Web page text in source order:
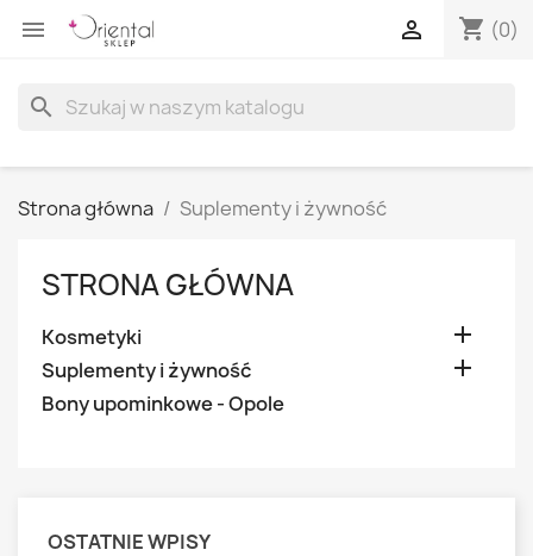
 shopping_cart (0)

search
Strona główna Suplementy i żywność
STRONA GŁÓWNA
Kosmetyki 
Suplementy i żywność 
Bony upominkowe - Opole
OSTATNIE WPISY